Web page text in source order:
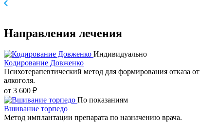
Направления лечения
Индивидуально
Кодирование Довженко
Психотерапевтический метод для формирования отказа от
алкоголя.
от 3 600 ₽
По показаниям
Вшивание торпедо
Метод имплантации препарата по назначению врача.